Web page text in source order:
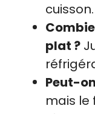
cuisson.
plat ?
Peut-
mais